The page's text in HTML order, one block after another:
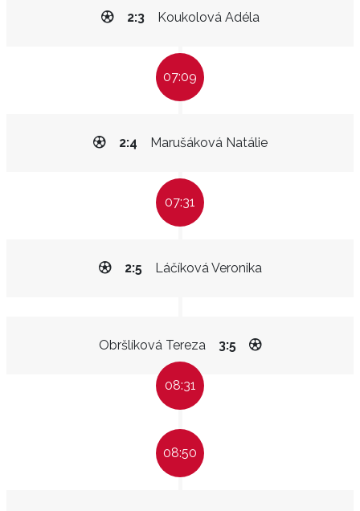
Koukolová Adéla
2:3
07:09
Marušáková Natálie
2:4
07:31
Láčíková Veronika
2:5
Obršlíková Tereza 3:5
08:31
08:50